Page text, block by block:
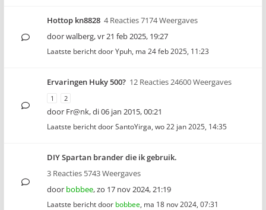
Hottop kn8828 4 Reacties 7174 Weergaves
doorwalberg,vr 21 feb 2025, 19:27
Laatste bericht doorYpuh, ma 24 feb 2025, 11:23
Ervaringen Huky 500? 12 Reacties 24600 Weergaves
1 2
door Fr@nk,di 06 jan 2015, 00:21
Laatste bericht doorSantoYirga, wo 22 jan 2025, 14:35
DIY Spartan brander die ik gebruik.
3 Reacties 5743 Weergaves
door bobbee,zo 17 nov 2024, 21:19
Laatste bericht door bobbee, ma 18 nov 2024, 07:31